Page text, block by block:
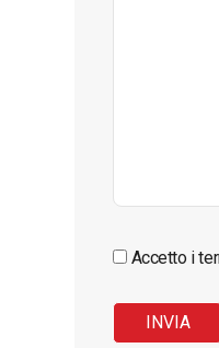
Accetto i